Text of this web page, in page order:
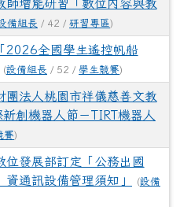
師增能研習「數位內容與教
備組長 / 42 / 研習專區)
2026全國學生遙控帆船
(設備組長 / 52 / 學生競賽)
團法人桃園市祥儀慈善文教
創機器人節－TIRT機器人
賽)
位發展部訂定「公務出國
資通訊設備管理須知」
(設備